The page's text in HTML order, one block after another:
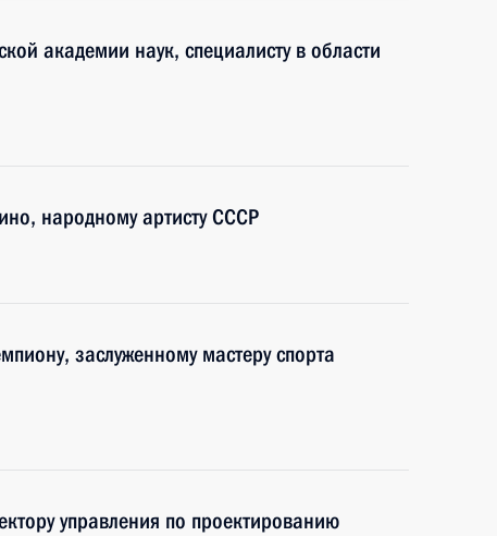
академии наук, специалисту в области
народному артисту СССР
заслуженному мастеру спорта
управления по проектированию